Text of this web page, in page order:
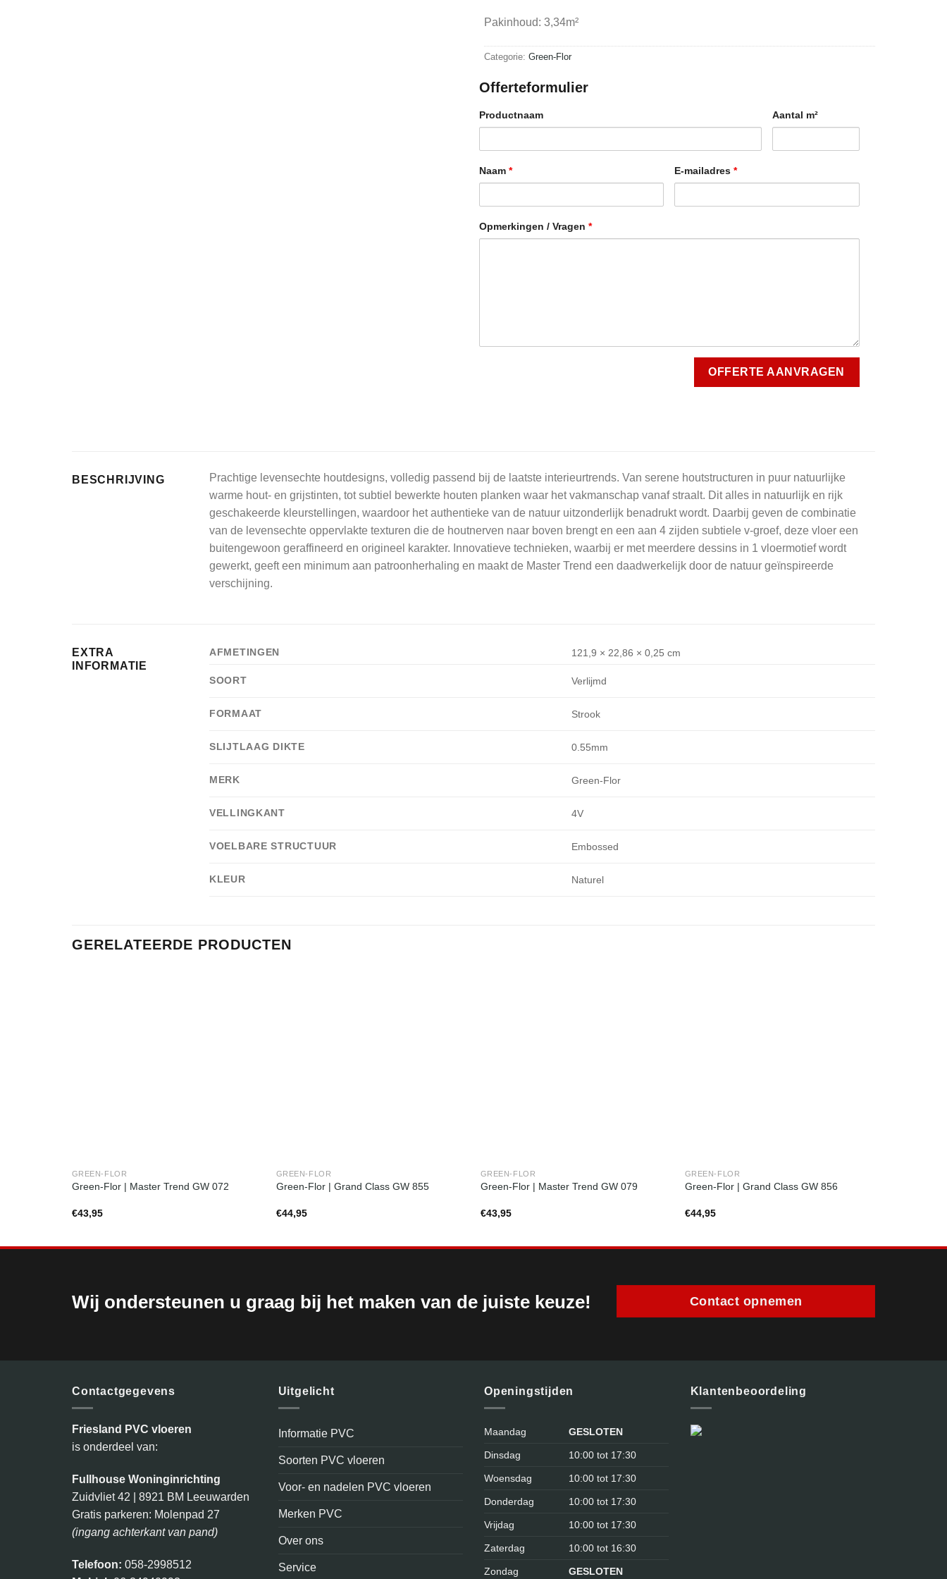
Pakinhoud: 3,34m²
Categorie: Green-Flor
Offerteformulier
Productnaam Aantal m²
Naam * E-mailadres *
Opmerkingen / Vragen *
BESCHRIJVING
Prachtige levensechte houtdesigns, volledig passend bij de laatste interieurtrends. Van serene houtstructuren in puur natuurlijke
warme hout- en grijstinten, tot subtiel bewerkte houten planken waar het vakmanschap vanaf straalt. Dit alles in natuurlijk en rijk
geschakeerde kleurstellingen, waardoor het authentieke van de natuur uitzonderlijk benadrukt wordt. Daarbij geven de combinatie
van de levensechte oppervlakte texturen die de houtnerven naar boven brengt en een aan 4 zijden subtiele v-groef, deze vloer een
buitengewoon geraffineerd en origineel karakter. Innovatieve technieken, waarbij er met meerdere dessins in 1 vloermotief wordt
gewerkt, geeft een minimum aan patroonherhaling en maakt de Master Trend een daadwerkelijk door de natuur geïnspireerde
verschijning.
EXTRA
INFORMATIE
AFMETINGEN 121,9 × 22,86 × 0,25 cm
SOORT Verlijmd
FORMAAT Strook
SLIJTLAAG DIKTE 0.55mm
MERK Green-Flor
VELLINGKANT 4V
VOELBARE STRUCTUUR Embossed
KLEUR Naturel
GERELATEERDE PRODUCTEN
GREEN-FLOR
Green-Flor | Master Trend GW 072
€43,95
GREEN-FLOR
Green-Flor | Grand Class GW 855
€44,95
GREEN-FLOR
Green-Flor | Master Trend GW 079
€43,95
GREEN-FLOR
Green-Flor | Grand Class GW 856
€44,95
Wij ondersteunen u graag bij het maken van de juiste keuze! Contact opnemen
Contactgegevens
Friesland PVC vloeren
is onderdeel van:
Fullhouse Woninginrichting
Zuidvliet 42 | 8921 BM Leeuwarden
Gratis parkeren: Molenpad 27
(ingang achterkant van pand)
Telefoon: 058-2998512
Uitgelicht
Informatie PVC
Soorten PVC vloeren
Voor- en nadelen PVC vloeren
Merken PVC
Over ons
Service
Openingstijden
Maandag GESLOTEN
Dinsdag 10:00 tot 17:30
Woensdag 10:00 tot 17:30
Donderdag 10:00 tot 17:30
Vrijdag 10:00 tot 17:30
Zaterdag 10:00 tot 16:30
Zondag GESLOTEN
Klantenbeoordeling